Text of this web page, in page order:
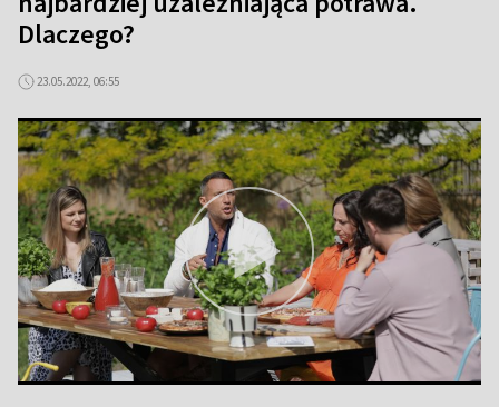
Dlaczego?
23.05.2022, 06:55